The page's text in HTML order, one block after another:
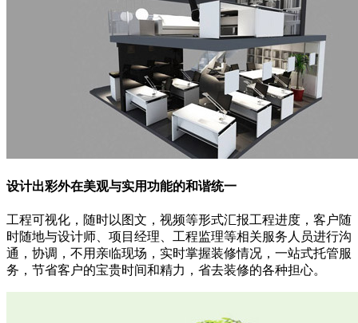
设计出彩外在美观与实用功能的和谐统一
工程可视化，随时以图文，视频等形式汇报工程进度，客户随
时随地与设计师、项目经理、工程监理等相关服务人员进行沟
通，协调，不用亲临现场，实时掌握装修情况，一站式托管服
务，节省客户的宝贵时间和精力，省去装修的各种担心。